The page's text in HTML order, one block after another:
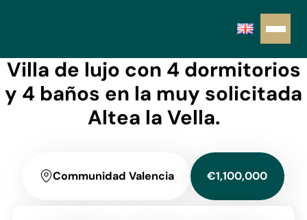
Villa de lujo con 4 dormitorios
y 4 baños en la muy solicitada
Altea la Vella.
Communidad Valencia €1,100,000